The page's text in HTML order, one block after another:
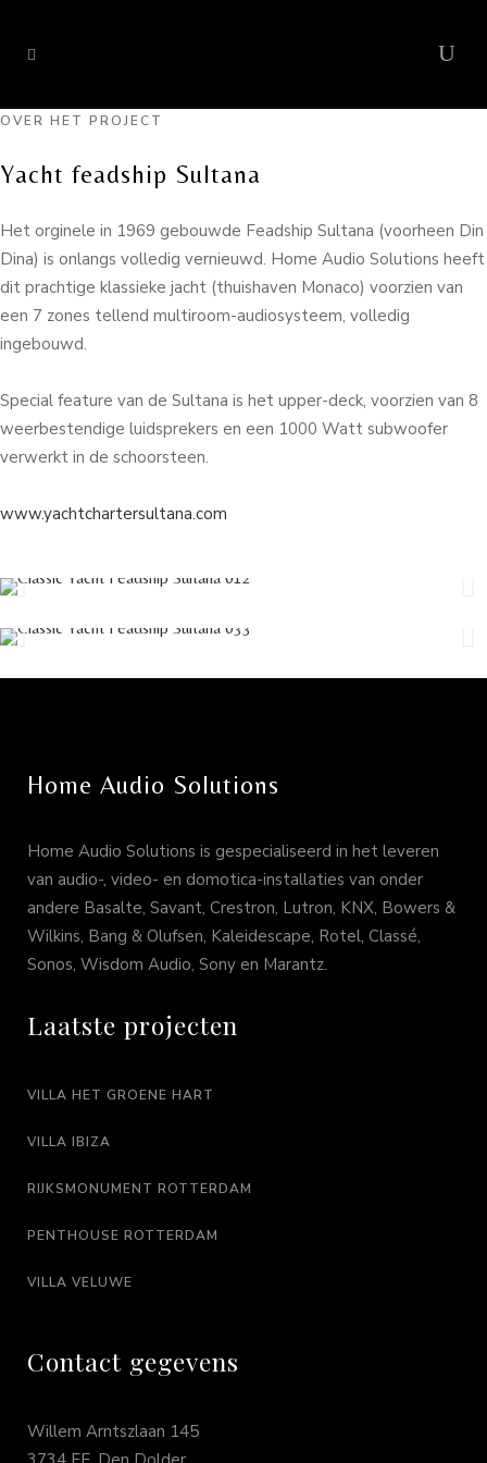
OVER HET PROJECT
Yacht feadship Sultana
Het orginele in 1969 gebouwde Feadship Sultana (voorheen Din
Dina) is onlangs volledig vernieuwd. Home Audio Solutions heeft
dit prachtige klassieke jacht (thuishaven Monaco) voorzien van
een 7 zones tellend multiroom-audiosysteem, volledig
ingebouwd.
Special feature van de Sultana is het upper-deck, voorzien van 8
weerbestendige luidsprekers en een 1000 Watt subwoofer
verwerkt in de schoorsteen.
www.yachtchartersultana.com
Home Audio Solutions
Home Audio Solutions is gespecialiseerd in het leveren
van audio-, video- en domotica-installaties van onder
andere Basalte, Savant, Crestron, Lutron, KNX, Bowers &
Wilkins, Bang & Olufsen, Kaleidescape, Rotel, Classé,
Sonos, Wisdom Audio, Sony en Marantz.
Laatste projecten
VILLA HET GROENE HART
VILLA IBIZA
RIJKSMONUMENT ROTTERDAM
PENTHOUSE ROTTERDAM
VILLA VELUWE
Contact gegevens
Willem Arntszlaan 145